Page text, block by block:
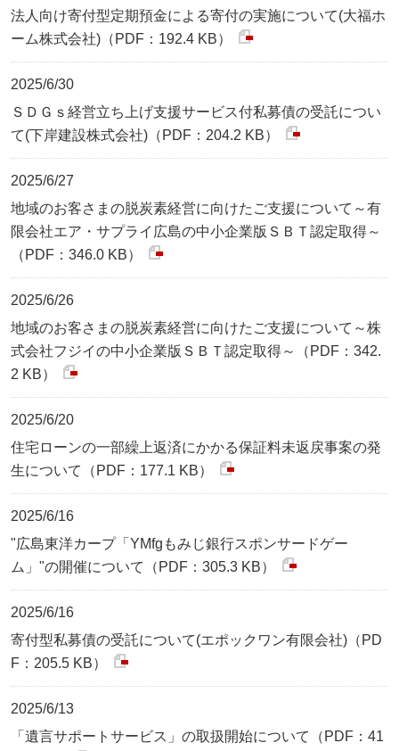
法人向け寄付型定期預金による寄付の実施について(大福ホ
ーム株式会社)（PDF：192.4 KB）
2025/6/30
ＳＤＧｓ経営立ち上げ支援サービス付私募債の受託につい
て(下岸建設株式会社)（PDF：204.2 KB）
2025/6/27
地域のお客さまの脱炭素経営に向けたご支援について～有
限会社エア・サプライ広島の中小企業版ＳＢＴ認定取得～
（PDF：346.0 KB）
2025/6/26
地域のお客さまの脱炭素経営に向けたご支援について～株
式会社フジイの中小企業版ＳＢＴ認定取得～（PDF：342.
2 KB）
2025/6/20
住宅ローンの一部繰上返済にかかる保証料未返戻事案の発
生について（PDF：177.1 KB）
2025/6/16
"広島東洋カープ「YMfgもみじ銀行スポンサードゲー
ム」"の開催について（PDF：305.3 KB）
2025/6/16
寄付型私募債の受託について(エポックワン有限会社)（PD
F：205.5 KB）
2025/6/13
「遺言サポートサービス」の取扱開始について（PDF：41